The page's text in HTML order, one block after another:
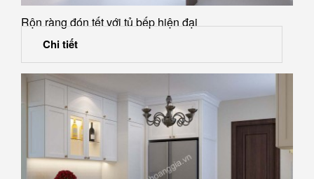
Rộn ràng đón tết với tủ bếp hiện đại
Chi tiết